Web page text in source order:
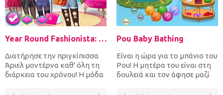
Year Round Fashionista: Ariel
Διατήρησε την πριγκίπισσα
Άριελ μοντέρνα καθ' όλη τη
διάρκεια του χρόνου! Η μόδα
Pou Baby Bathing
Είναι η ώρα για το μπάνιο του
Pou! Η μητέρα του είναι στη
δουλειά και τον άφησε μαζί